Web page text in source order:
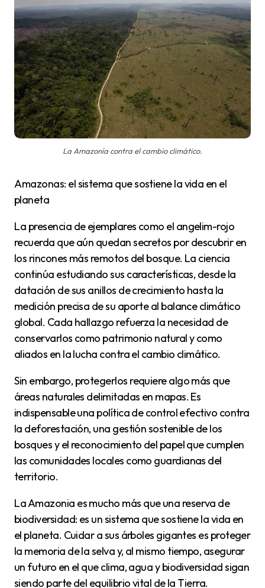
La Amazonía contra el cambio climático.
Amazonas: el sistema que sostiene la vida en el
planeta
La presencia de ejemplares como el angelim-rojo
recuerda que aún quedan secretos por descubrir en
los rincones más remotos del bosque. La ciencia
continúa estudiando sus características, desde la
datación de sus anillos de crecimiento hasta la
medición precisa de su aporte al balance climático
global. Cada hallazgo refuerza la necesidad de
conservarlos como patrimonio natural y como
aliados en la lucha contra el cambio climático.
Sin embargo, protegerlos requiere algo más que
áreas naturales delimitadas en mapas. Es
indispensable una política de control efectivo contra
la deforestación, una gestión sostenible de los
bosques y el reconocimiento del papel que cumplen
las comunidades locales como guardianas del
territorio.
La Amazonia es mucho más que una reserva de
biodiversidad: es un sistema que sostiene la vida en
el planeta. Cuidar a sus árboles gigantes es proteger
la memoria de la selva y, al mismo tiempo, asegurar
un futuro en el que clima, agua y biodiversidad sigan
siendo parte del equilibrio vital de la Tierra.